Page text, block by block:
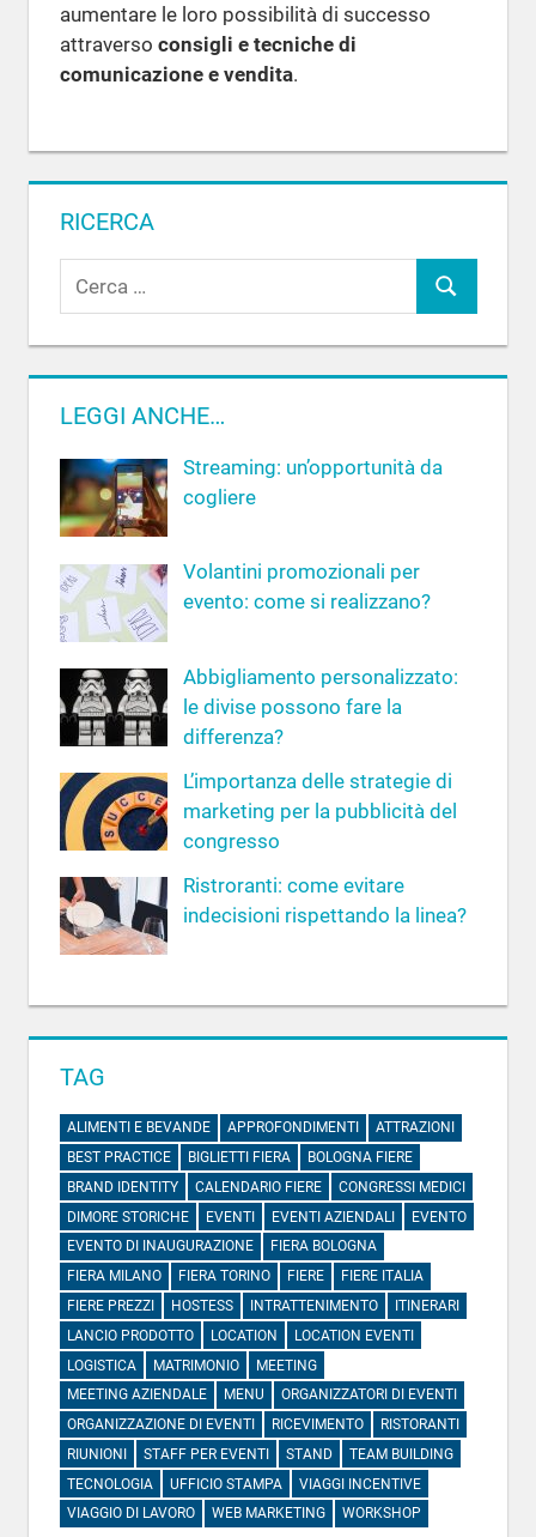
aumentare le loro possibilità di successo
attraverso consigli e tecniche di
comunicazione e vendita.
RICERCA
c
a
p
e
r
:
r
LEGGI ANCHE…
Streaming: un’opportunità da
cogliere
Volantini promozionali per
evento: come si realizzano?
Abbigliamento personalizzato:
le divise possono fare la
differenza?
L’importanza delle strategie di
marketing per la pubblicità del
congresso
Ristroranti: come evitare
indecisioni rispettando la linea?
TAG
ALIMENTI E BEVANDE APPROFONDIMENTI
ATTRAZIONI
BEST PRACTICE
BIGLIETTI FIERA
BOLOGNA FIERE
BRAND IDENTITY
CALENDARIO FIERE
CONGRESSI MEDICI
DIMORE STORICHE
EVENTI EVENTI AZIENDALI
EVENTO
EVENTO DI INAUGURAZIONE
FIERA BOLOGNA
FIERA MILANO
FIERA TORINO FIERE
FIERE ITALIA
FIERE PREZZI
HOSTESS INTRATTENIMENTO
ITINERARI
LANCIO PRODOTTO
LOCATION
LOCATION EVENTI
LOGISTICA
MATRIMONIO
MEETING
MEETING AZIENDALE
MENU
ORGANIZZATORI DI EVENTI
ORGANIZZAZIONE DI EVENTI
RICEVIMENTO
RISTORANTI
RIUNIONI
STAFF PER EVENTI STAND
TEAM BUILDING
TECNOLOGIA
UFFICIO STAMPA
VIAGGI INCENTIVE
VIAGGIO DI LAVORO
WEB MARKETING WORKSHOP